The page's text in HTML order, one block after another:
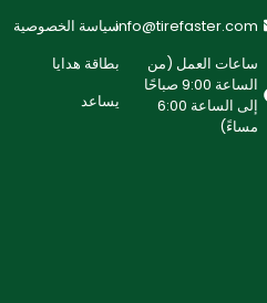
info@tirefaster.com
ساعات العمل (من
الساعة 9:00 صباحًا
إلى الساعة 6:00
مساءً)
سياسة الخصوصية
بطاقة هدايا
يساعد